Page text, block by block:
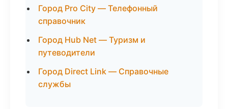
Город Pro City — Телефонный
справочник
Город Hub Net — Туризм и
путеводители
Город Direct Link — Справочные
службы